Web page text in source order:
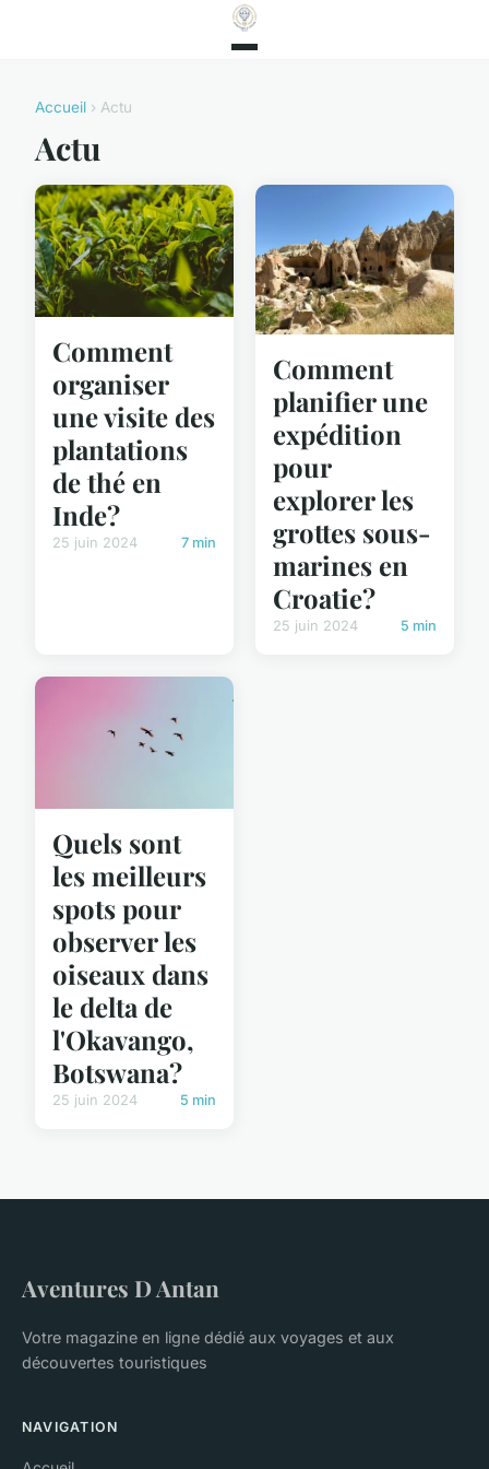
Accueil › Actu
Actu
Comment
organiser
une visite des
plantations
de thé en
Inde?
25 juin 2024 7 min
Comment
planifier une
expédition
pour
explorer les
grottes sous-
marines en
Croatie?
25 juin 2024 5 min
Quels sont
les meilleurs
spots pour
observer les
oiseaux dans
le delta de
l'Okavango,
Botswana?
25 juin 2024 5 min
Aventures D Antan
Votre magazine en ligne dédié aux voyages et aux
découvertes touristiques
NAVIGATION